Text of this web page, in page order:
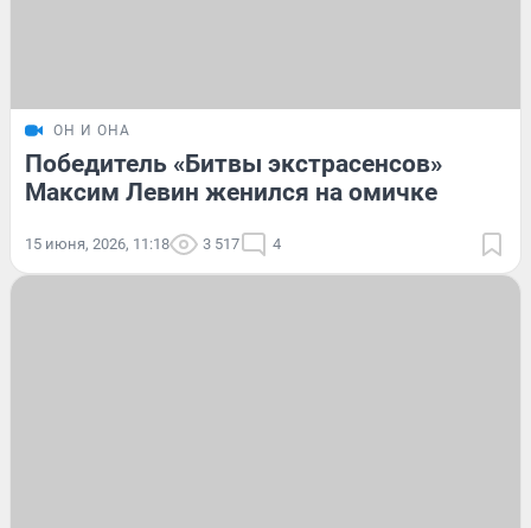
ОН И ОНА
Победитель «Битвы экстрасенсов»
Максим Левин женился на омичке
15 июня, 2026, 11:18 3 517 4